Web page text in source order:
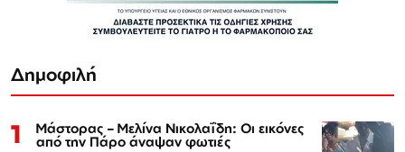
Δημοφιλή
1 Μάστορας – Μελίνα Νικολαΐδη: Οι εικόνες
από την Πάρο άναψαν φωτιές